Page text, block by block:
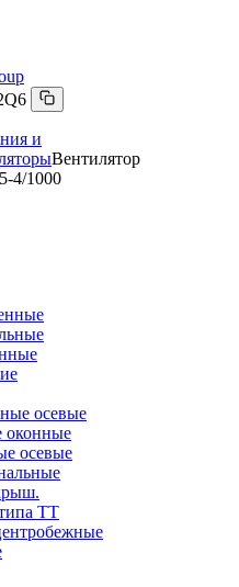
и
Вентилятор
4/1000
осевые
оконные
осевые
ТТ